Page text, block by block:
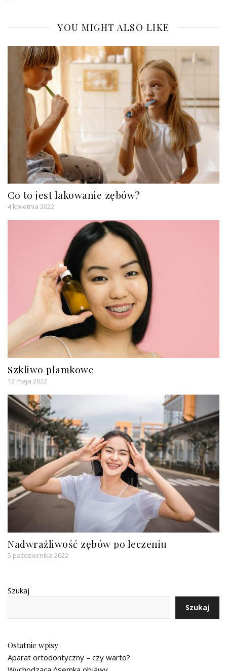
YOU MIGHT ALSO LIKE
Co to jest lakowanie zębów?
4 kwietnia 2022
Szkliwo plamkowe
12 maja 2022
Nadwrażliwość zębów po leczeniu
5 października 2022
Szukaj
Szukaj
Ostatnie wpisy
Aparat ortodontyczny – czy warto?